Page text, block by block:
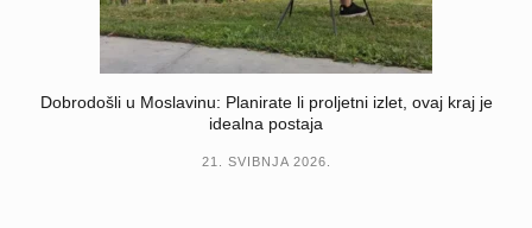
Dobrodošli u Moslavinu: Planirate li proljetni izlet, ovaj kraj je
idealna postaja
21. SVIBNJA 2026.